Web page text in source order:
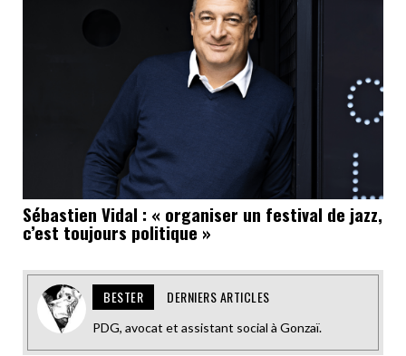
Sébastien Vidal : « organiser un festival de jazz,
c’est toujours politique »
BESTER DERNIERS ARTICLES
PDG, avocat et assistant social à Gonzaï.